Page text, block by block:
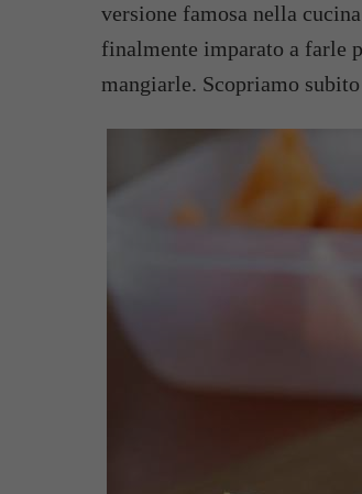
versione famosa nella cucina
finalmente imparato a farle
mangiarle. Scopriamo subito